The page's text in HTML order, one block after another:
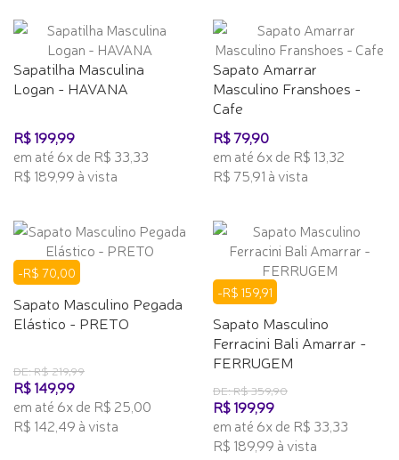
Sapatilha Masculina
Logan - HAVANA
R$ 199,99
em até 6x de R$ 33,33
R$ 189,99 à vista
Sapato Amarrar
Masculino Franshoes -
Cafe
R$ 79,90
em até 6x de R$ 13,32
R$ 75,91 à vista
-R$ 70,00
Sapato Masculino Pegada
Elástico - PRETO
DE: R$ 219,99
R$ 149,99
em até 6x de R$ 25,00
R$ 142,49 à vista
-R$ 159,91
Sapato Masculino
Ferracini Bali Amarrar -
FERRUGEM
DE: R$ 359,90
R$ 199,99
em até 6x de R$ 33,33
R$ 189,99 à vista